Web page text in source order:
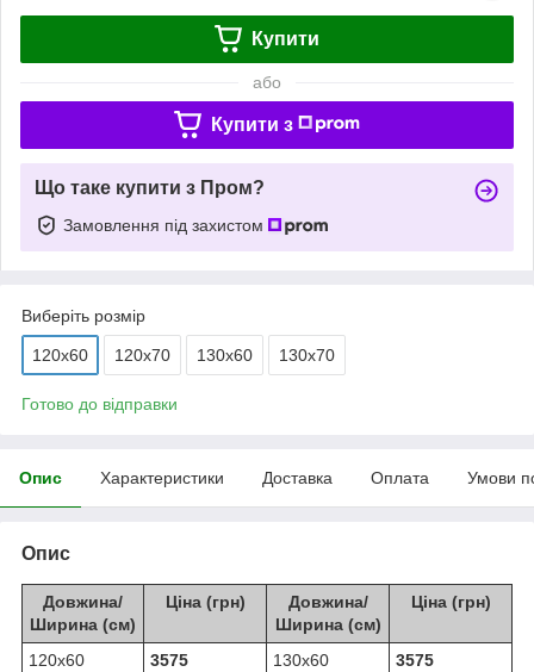
Купити
або
Купити з
Що таке купити з Пром?
Замовлення під захистом
Виберіть розмір
120x60 120x70 130x60 130x70
Готово до відправки
Опис Характеристики Доставка Оплата Умови
Опис
Довжина/
Ширина (см)
Ціна (грн)
Довжина/
Ширина (см)
Ціна (грн)
120х60 3575 130х60
3575